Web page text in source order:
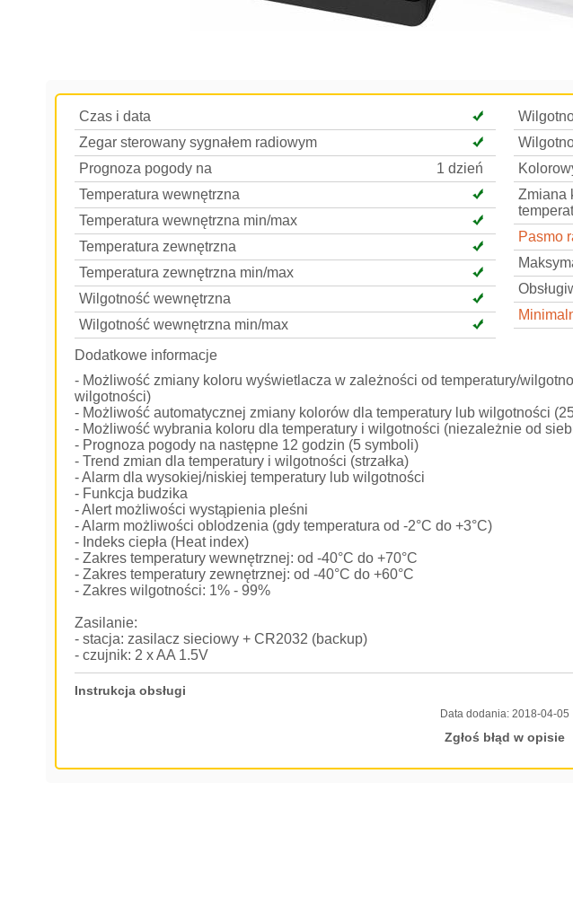
Czas i data
Zegar sterowany sygnałem radiowym
Prognoza pogody na
1 dzień
Temperatura wewnętrzna
Temperatura wewnętrzna min/max
Temperatura zewnętrzna
Temperatura zewnętrzna min/max
Wilgotność wewnętrzna
Wilgotność wewnętrzna min/max
Zmiana
Pasmo
Dodatkowe informacje
- Możliwość zmiany koloru wyświetlacza w zależności od temperatury/
wilgotności)
- Możliwość automatycznej zmiany kolorów dla temperatury lub wilgotności
- Możliwość wybrania koloru dla temperatury i wilgotności (niezależnie od
- Prognoza pogody na następne 12 godzin (5 symboli)
- Trend zmian dla temperatury i wilgotności (strzałka)
- Alarm dla wysokiej/niskiej temperatury lub wilgotności
- Funkcja budzika
- Alert możliwości wystąpienia pleśni
- Alarm możliwości oblodzenia (gdy temperatura od -2°C do +3°C)
- Indeks ciepła (Heat index)
- Zakres temperatury wewnętrznej: od -40°C do +70°C
- Zakres temperatury zewnętrznej: od -40°C do +60°C
- Zakres wilgotności: 1% - 99%
Zasilanie:
- stacja: zasilacz sieciowy + CR2032 (backup)
- czujnik: 2 x AA 1.5V
Instrukcja obsługi
Data dodania: 2018-04-05
Zgłoś błąd w opisie